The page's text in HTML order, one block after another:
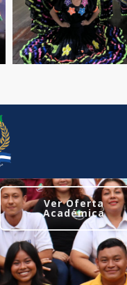
Ver Oferta
Académica